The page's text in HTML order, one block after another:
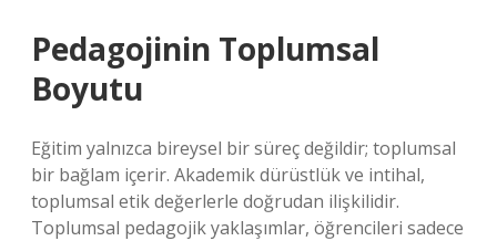
Pedagojinin Toplumsal
Boyutu
Eğitim yalnızca bireysel bir süreç değildir; toplumsal
bir bağlam içerir. Akademik dürüstlük ve intihal,
toplumsal etik değerlerle doğrudan ilişkilidir.
Toplumsal pedagojik yaklaşımlar, öğrencileri sadece